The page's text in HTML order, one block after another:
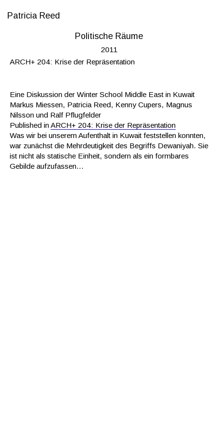
Patricia Reed
Politische Räume
2011
ARCH+ 204: Krise der Repräsentation
Eine Diskussion der Winter School Middle East in Kuwait
Markus Miessen, Patricia Reed, Kenny Cupers, Magnus
Nilsson und Ralf Pflugfelder
Published inARCH+ 204: Krise der Repräsentation
Was wir bei unserem Aufenthalt in Kuwait feststellen konnten,
war zunächst die Mehrdeutigkeit des Begriffs Dewaniyah. Sie
ist nicht als statische Einheit, sondern als ein formbares
Gebilde aufzufassen…